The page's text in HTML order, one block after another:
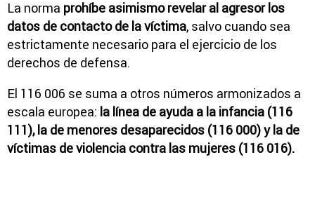
La norma prohíbe asimismo revelar al agresor los
datos de contacto de la víctima, salvo cuando sea
estrictamente necesario para el ejercicio de los
derechos de defensa.
El 116 006 se suma a otros números armonizados a
escala europea: la línea de ayuda a la infancia (116
111), la de menores desaparecidos (116 000) y la de
víctimas de violencia contra las mujeres (116 016).